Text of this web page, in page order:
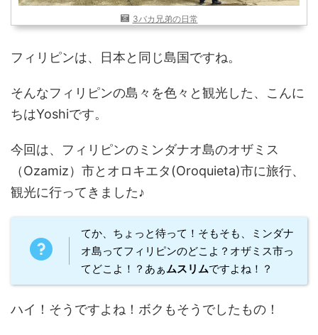
検索
3バカ兄弟の日常
フィリピンは、日本と同じ島国ですね。
そんなフィリピンの島々を色々と観光した、こんに
ちはYoshiです。
今回は、フィリピンのミンダナオ島のオザミス
（Ozamiz）市とオロキエタ(Oroquieta)市に旅行、
観光に行ってきました♪
てか、ちょっと待って！そもそも、ミンダナ
オ島ってフィリピンのどこよ？オザミス市っ
てどこよ！？あぁムスリムですよね！？
ハイ！そうですよね！ボクもそうでしたもの！